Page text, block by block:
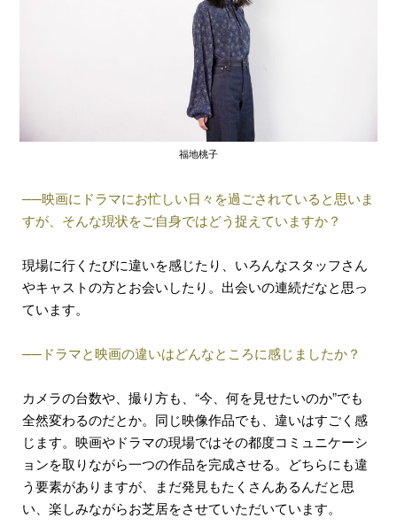
福地桃子
──映画にドラマにお忙しい日々を過ごされていると思いま
すが、そんな現状をご自身ではどう捉えていますか？
現場に行くたびに違いを感じたり、いろんなスタッフさん
やキャストの方とお会いしたり。出会いの連続だなと思っ
ています。
──ドラマと映画の違いはどんなところに感じましたか？
カメラの台数や、撮り方も、“今、何を見せたいのか”でも
全然変わるのだとか。同じ映像作品でも、違いはすごく感
じます。映画やドラマの現場ではその都度コミュニケーシ
ョンを取りながら一つの作品を完成させる。どちらにも違
う要素がありますが、まだ発見もたくさんあるんだと思
い、楽しみながらお芝居をさせていただいています。